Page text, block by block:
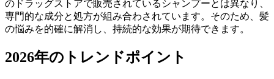
のドラッグストアで販売されているシャンプーとは異なり、
専門的な成分と処方が組み合わされています。そのため、髪
の悩みを的確に解消し、持続的な効果が期待できます。
2026年のトレンドポイント